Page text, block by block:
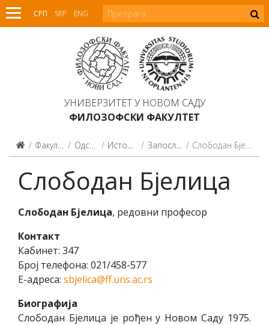
СРП SRP ENG
УНИВЕРЗИТЕТ У НОВОМ САДУ
ФИЛОЗОФСКИ ФАКУЛТЕТ
Факултет Одсеци Историја Запослени Слободан Бјелица
Слободан Бјелица
Слободан Бјелица, редовни професор
Контакт
Кабинет: 347
Број телефона: 021/458-577
Е-адреса: sbjelica@ff.uns.ac.rs
Биографија
Слободан Бјелица је рођен у Новом Саду 1975.